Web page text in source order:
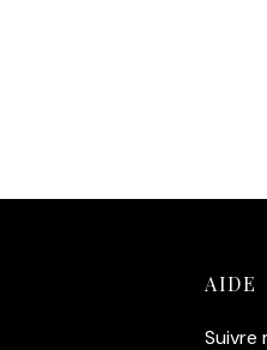
AIDE
Suivre